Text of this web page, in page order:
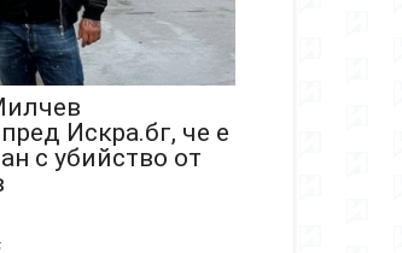
Искра.бг, че е
с убийство от